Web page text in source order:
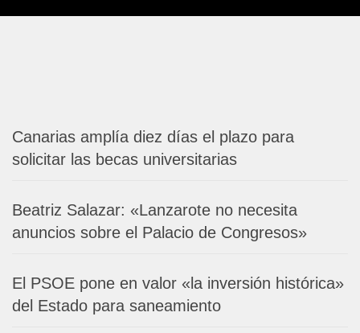
Canarias amplía diez días el plazo para
solicitar las becas universitarias
Beatriz Salazar: «Lanzarote no necesita
anuncios sobre el Palacio de Congresos»
El PSOE pone en valor «la inversión histórica»
del Estado para saneamiento